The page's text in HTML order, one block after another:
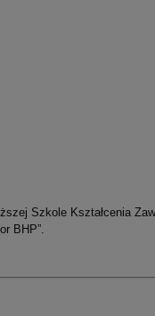
Szkole Kształcenia
BHP”.